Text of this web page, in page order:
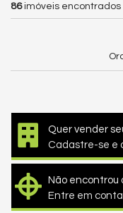
86imóveis encontrados
Quer vender
Cadastre-se e
Não encontrou
Entre em